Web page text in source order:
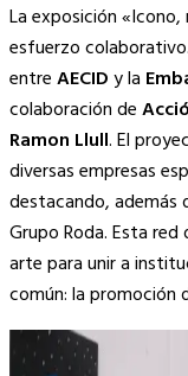
La exposición
esfuerzo
entreAECIDy la
colaboración de
Ramon Llull. El
diversas empresas
destacando, además
Grupo Roda. Esta
arte para unir a
común: la promoción